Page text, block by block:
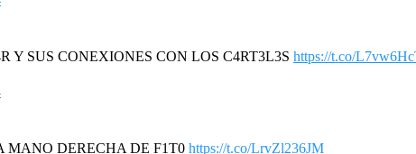
Y SUS CONEXIONES CON LOS C4RT3L3S https://t.co/
MANO DERECHA DE F1T0 https://t.co/LrvZl236JM